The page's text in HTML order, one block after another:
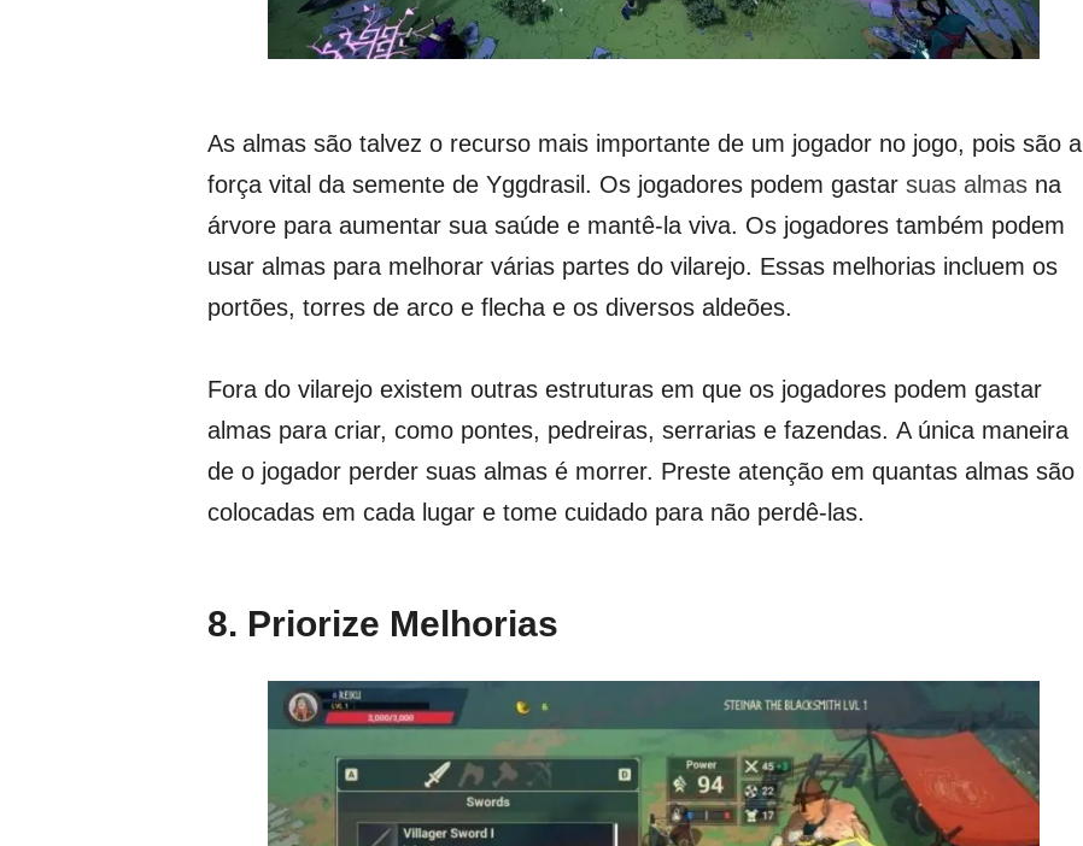
As almas são talvez o recurso mais importante de um jogador no jogo, pois são a
força vital da semente de Yggdrasil. Os jogadores podem gastar suas almas na
árvore para aumentar sua saúde e mantê-la viva. Os jogadores também podem
usar almas para melhorar várias partes do vilarejo. Essas melhorias incluem os
portões, torres de arco e flecha e os diversos aldeões.
Fora do vilarejo existem outras estruturas em que os jogadores podem gastar
almas para criar, como pontes, pedreiras, serrarias e fazendas. A única maneira
de o jogador perder suas almas é morrer. Preste atenção em quantas almas são
colocadas em cada lugar e tome cuidado para não perdê-las.
8. Priorize Melhorias